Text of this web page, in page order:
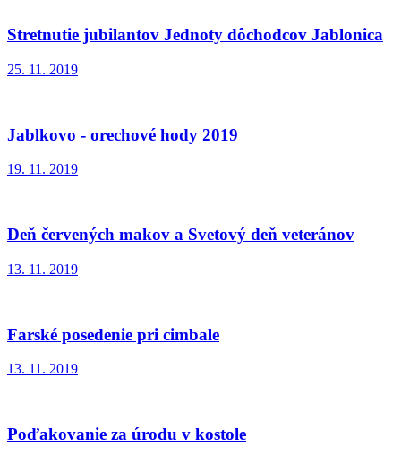
Stretnutie jubilantov Jednoty dôchodcov Jablonica
25. 11. 2019
Jablkovo - orechové hody 2019
19. 11. 2019
Deň červených makov a Svetový deň veteránov
13. 11. 2019
Farské posedenie pri cimbale
13. 11. 2019
Poďakovanie za úrodu v kostole